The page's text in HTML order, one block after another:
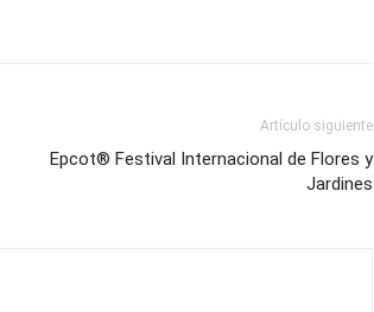
Artículo siguiente
Epcot® Festival Internacional de Flores y
Jardines